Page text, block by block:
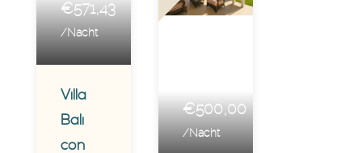
€571,43
/Nacht
Villa
Bali
con
€500,00
/Nacht